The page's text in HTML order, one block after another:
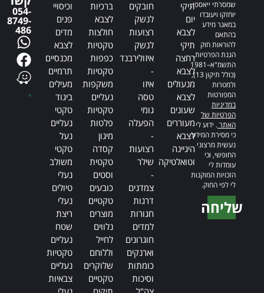
שמסרתי ייאספו,
יוחזקו ויעובדו
במאגר מידע
בהתאם
להוראות חוק
הגנת הפרטיות,
התשמ"א–1981
(כולל תיקון 13),
ולמטרות
המפורטות
במדיניות
הפרטיות של
האתר. ידוע לי
כי מסירת המידע
נעשית מרצוני
החופשי, וכי
עומדות לי
הזכויות המוקנות
לי לפי החוק.
שליחה
תיקי
יום
לצבא
תיקי
רחצה
לצבא
מנעולים
לצבא
שעונים
מעוררים
לצבא
היגיינה
וטואלטיקה
חובקים
לנשק
רצועות
לנשק
איזולירבנד
-
איזו
טסה
גומי
הפעלה
-
רצועות
שילר
-
צמדנים
דרגות
חגורות
למדים
חוגרונים
וארנקים
כומתות
וסיכות
ברכיות
לצבא
חולצות
טקטיות
כפפות
טקטיות
משקפות
נעליים
טקטיות
פלטות
מיגון
קסדה
טקטית
וסטים
כובעים
טקטיים
מוצרים
נלווים
לחייל
וללוחם
שלוקרים
טקטיים
וכיסויי
פנים
מדים
לצבא
מכנסיים
תרמיים
מעילים
ביגוד
טקטי
נעליים
נעל
טקטי
משולב
נעלי
טיולים
נעלי
ריצת
שטח
נעליים
טקטיות
נעליים
צבאיות
054-
8749-
486